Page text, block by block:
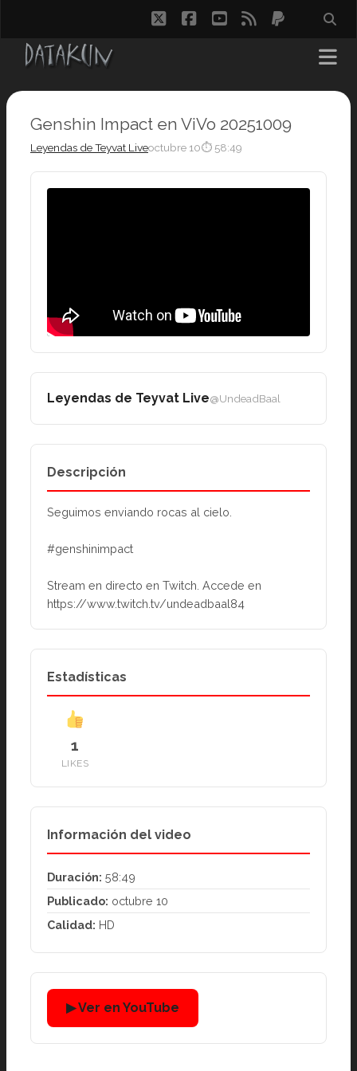
twitterfacebook
youtube
rss paypal
Genshin Impact en ViVo 20251009
Leyendas de Teyvat Liveoctubre 10⏱ 58:49
Leyendas de Teyvat Live@UndeadBaal
Descripción
Seguimos enviando rocas al cielo.
#genshinimpact
Stream en directo en Twitch. Accede en
https://www.twitch.tv/undeadbaal84
Estadísticas
1
LIKES
Información del video
Duración: 58:49
Publicado: octubre 10
Calidad: HD
▶ Ver en YouTube